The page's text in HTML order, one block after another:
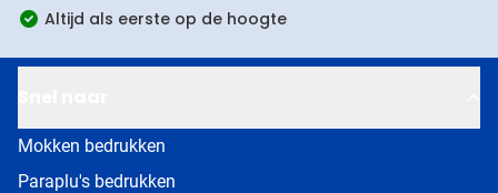
Altijd als eerste op de hoogte
Mokken bedrukken
Paraplu's bedrukken